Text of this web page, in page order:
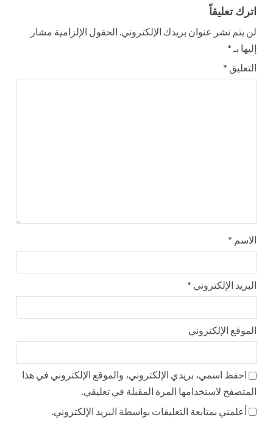
اترك تعليقاً
لن يتم نشر عنوان بريدك الإلكتروني. الحقول الإلزامية مشار
إليها بـ *
التعليق *
الاسم *
البريد الإلكتروني *
الموقع الإلكتروني
احفظ اسمي، بريدي الإلكتروني، والموقع الإلكتروني في هذا
المتصفح لاستخدامها المرة المقبلة في تعليقي.
أعلمني بمتابعة التعليقات بواسطة البريد الإلكتروني.